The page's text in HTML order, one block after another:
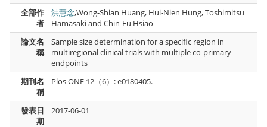
全部作
者
洪慧念,Wong-Shian Huang, Hui-Nien Hung, Toshimitsu
Hamasaki and Chin-Fu Hsiao
論文名
稱
Sample size determination for a specific region in
multiregional clinical trials with multiple co-primary
endpoints
期刊名
稱
Plos ONE 12（6）: e0180405.
發表日
期
2017-06-01